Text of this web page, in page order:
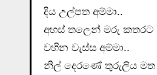
දිය උල්පත අම්මා..
අහස් තලෙන් මරු කතරට
වහින වැස්ස අම්මා..
නිල් දෙරණේ තුරුලිය මත